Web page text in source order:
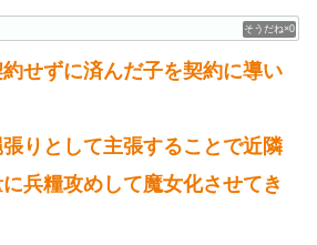
0
せずに済んだ子を契約に導い
りとして主張することで近隣
兵糧攻めして魔女化させてき